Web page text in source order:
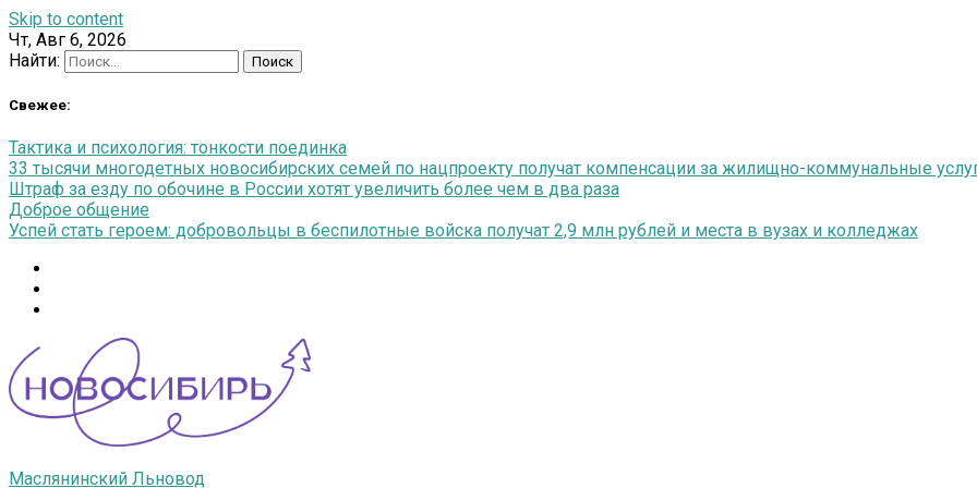
Skip to content
Чт, Авг 6, 2026
Найти:
Свежее:
Тактика и психология: тонкости поединка
33 тысячи многодетных новосибирских семей по нацпроекту получат компенсации за жилищно-коммунальные
Штраф за езду по обочине в России хотят увеличить более чем в два раза
Доброе общение
Успей стать героем: добровольцы в беспилотные войска получат 2,9 млн рублей и места в вузах и колледжах
Маслянинский Льновод